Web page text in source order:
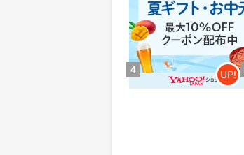
0.46%還元
獲得条件：お買い物
4 UP!